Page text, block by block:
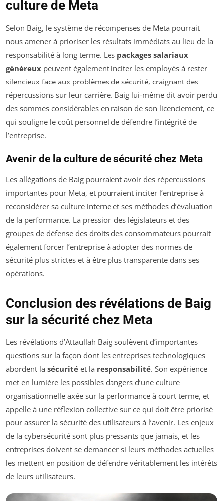
culture de Meta
Selon Baig, le système de récompenses de Meta pourrait
nous amener à prioriser les résultats immédiats au lieu de la
responsabilité à long terme. Les packages salariaux
généreux peuvent également inciter les employés à rester
silencieux face aux problèmes de sécurité, craignant des
répercussions sur leur carrière. Baig lui-même dit avoir perdu
des sommes considérables en raison de son licenciement, ce
qui souligne le coût personnel de défendre l’intégrité de
l’entreprise.
Avenir de la culture de sécurité chez Meta
Les allégations de Baig pourraient avoir des répercussions
importantes pour Meta, et pourraient inciter l’entreprise à
reconsidérer sa culture interne et ses méthodes d’évaluation
de la performance. La pression des législateurs et des
groupes de défense des droits des consommateurs pourrait
également forcer l’entreprise à adopter des normes de
sécurité plus strictes et à être plus transparente dans ses
opérations.
Conclusion des révélations de Baig
sur la sécurité chez Meta
Les révélations d’Attaullah Baig soulèvent d’importantes
questions sur la façon dont les entreprises technologiques
abordent la sécu­rité et la responsabilité. Son expérience
met en lumière les possibles dangers d’une culture
organisationnelle axée sur la performance à court terme, et
appelle à une réflexion collective sur ce qui doit être priorisé
pour assurer la sécurité des utilisateurs à l’avenir. Les enjeux
de la cybersécurité sont plus pressants que jamais, et les
entreprises doivent se demander si leurs méthodes actuelles
les mettent en position de défendre véritablement les intérêts
de leurs utilisateurs.